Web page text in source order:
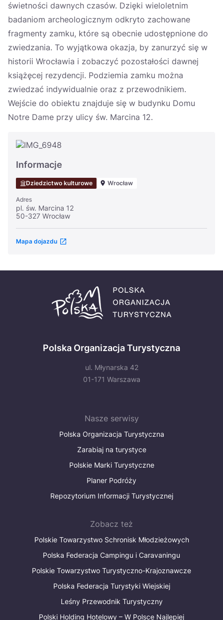
świetności dawnych czasów. Dzięki wieloletnim
badaniom archeologicznym odkryto zachowane
fragmenty zamku, które są obecnie udostępnione do
zwiedzania. To wyjątkowa okazja, by zanurzyć się w
historii Wrocławia i zobaczyć pozostałości dawnej
książęcej rezydencji. Podziemia zamku można
zwiedzać indywidualnie oraz z przewodnikiem.
Wejście do obiektu znajduje się w budynku Domu
Notre Dame przy ulicy św. Marcina 12.
Informacje
Dziedzictwo kulturowe Wrocław
Adres
pl. św. Marcina 12
50-327 Wrocław
Mapa dojazdu
Polska Organizacja Turystyczna
ul. Młynarska 42
01-171 Warszawa
Nasze serwisy
Polska Organizacja Turystyczna
Zarabiaj na turystyce
Polskie Marki Turystyczne
Planer Podróży
Repozytorium Informacji Turystycznej
Zobacz też
Polskie Towarzystwo Schronisk Młodzieżowych
Polska Federacja Campingu i Caravaningu
Polskie Towarzystwo Turystyczno-Krajoznawcze
Polska Federacja Turystyki Wiejskiej
Leśny Przewodnik Turystyczny
Polski Holding Hotelowy – W Polsce Najlepiej